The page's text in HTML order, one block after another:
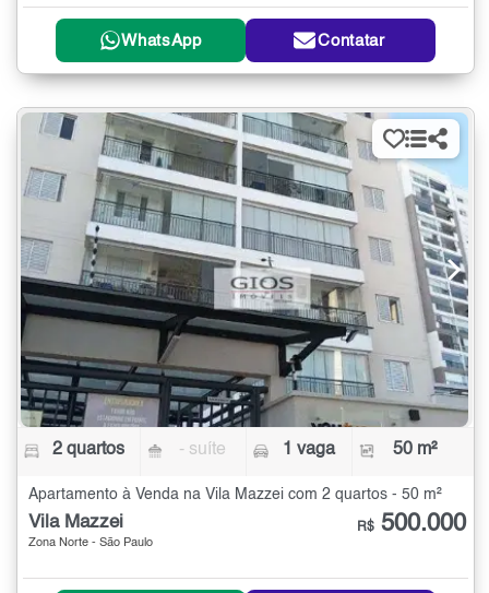
WhatsApp Contatar
2 quartos - suíte 1 vaga 50 m²
Apartamento à Venda na Vila Mazzei com 2 quartos - 50 m²
Vila Mazzei
Zona Norte - São Paulo
R$ 500.000